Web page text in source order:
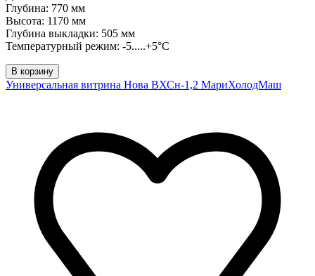
Глубина: 770 мм
Высота: 1170 мм
Глубина выкладки: 505 мм
Температурный режим: -5.....+5°C
В корзину
Универсальная витрина Нова ВХСн-1,2 МариХолодМаш